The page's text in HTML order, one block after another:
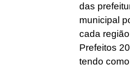
das
municipal
cada
Prefeitos
tendo